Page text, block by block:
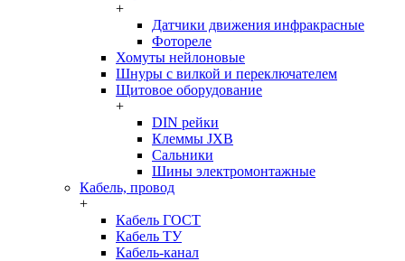
+
Датчики движения инфракрасные
Фотореле
Хомуты нейлоновые
Шнуры с вилкой и переключателем
Щитовое оборудование
+
DIN рейки
Клеммы JXB
Сальники
Шины электромонтажные
Кабель, провод
+
Кабель ГОСТ
Кабель ТУ
Кабель-канал